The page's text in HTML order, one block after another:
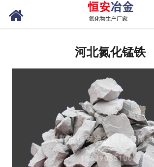
网站首页
河北氮化硅
河北氮化锰
河北氮化锰铁